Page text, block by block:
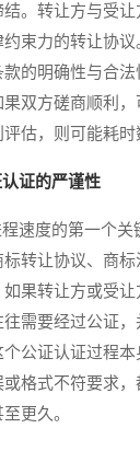
。转让方与受
束力的转让协
的明确性与合
双方磋商顺利
估，则可能耗时
证的严谨性
度的第一个关
转让协议、商
果转让方或受
需要经过公证
公证认证过程本
格式不符要求，
更久。